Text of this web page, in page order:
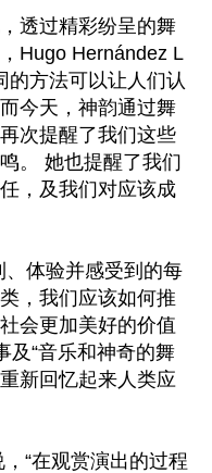
透过精彩纷呈的舞
Hugo Hernández L
的方法可以让人们认
今天，神韵通过舞
次提醒了我们这些
。 她也提醒了我们
，及我们对应该成
、体验并感受到的每
，我们应该如何推
会更加美好的价值
及“音乐和神奇的舞
新回忆起来人类应
“在观赏演出的过程